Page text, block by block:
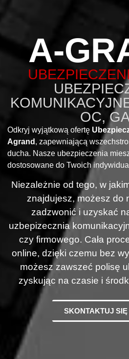
A-
OC,
Odkryj wyjątkową ofertę
Agrand , zapewniającą
ducha. Nasze ubezpieczenia
dostosowane do Twoich
Niezależnie od tego, w
znajdujesz, możesz do
zadzwonić i uzyskać
uzbepizecznia
czy firmowego. Cała
online, dzięki czemu bez
możesz zawszeć polisę
zyskując na czasie i
SKONTAKTUJ